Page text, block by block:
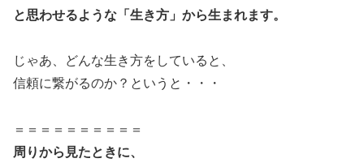
と思わせるような「生き方」から生まれます。
じゃあ、どんな生き方をしていると、
信頼に繋がるのか？というと・・・
＝＝＝＝＝＝＝＝＝＝
周りから見たときに、